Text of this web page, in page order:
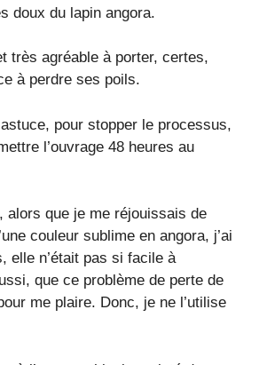
doux du lapin angora.
très agréable à porter, certes,
à perdre ses poils.
pour stopper le processus,
l’ouvrage 48 heures au
alors que je me réjouissais de
couleur sublime en angora, j’ai
elle n’était pas si facile à
que ce problème de perte de
me plaire. Donc, je ne l’utilise